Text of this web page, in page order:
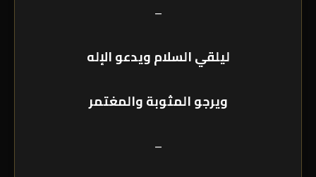
–
ليلقي السلام ويدعو الإله
ويرجو المثوبة والمغتمر
–